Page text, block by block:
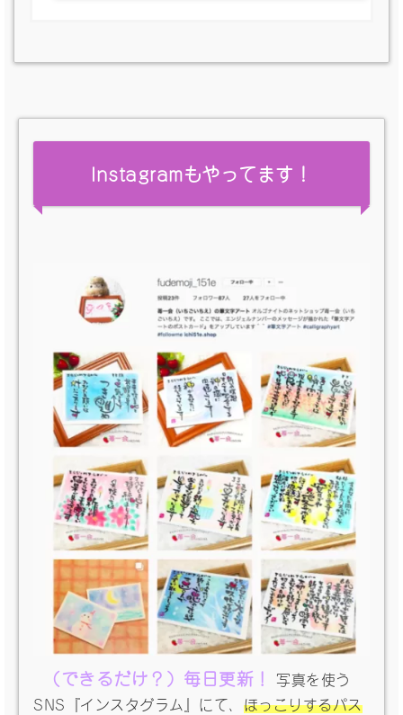
Instagramもやってます！
（できるだけ？）毎日更新！
写真を使う
SNS『インスタグラム』にて、 ほっこりするパス